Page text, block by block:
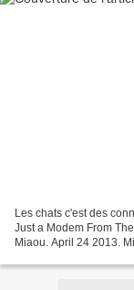
Les chats c'est des
Just a Modem From
Miaou. April 24 2013.